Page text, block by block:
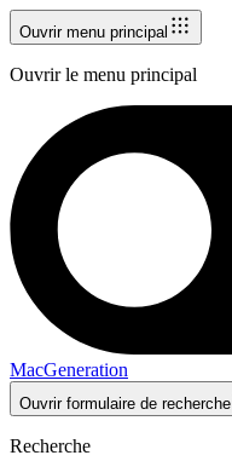
Ouvrir menu principal
Ouvrir le menu principal
MacGeneration
Ouvrir formulaire de recherche
Recherche